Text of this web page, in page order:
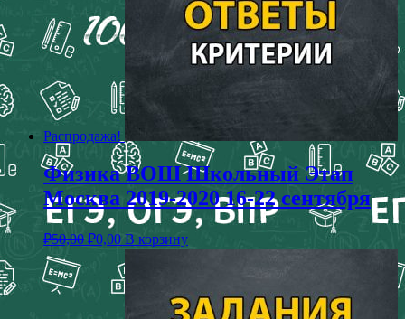
Распродажа!
Физика ВОШ Школьный Этап
Москва 2019-2020 16-22 сентября
₽50,00 ₽0,00 В корзину